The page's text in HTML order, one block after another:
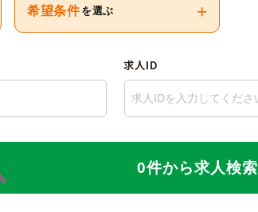
希望条件 を選ぶ +
求人ID
0件から求人検索